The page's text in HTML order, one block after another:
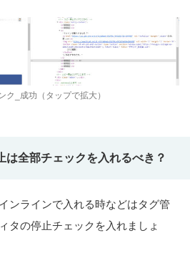
ク_成功（タップで拡大）
は全部チェックを入れるべき？
ンラインで入れる時などはタグ管
タの停止チェックを入れましょ